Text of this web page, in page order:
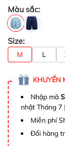
Màu sắc:
Size:
M L
KHUYẾN
Nhập mã
nhật Tháng 7
Miễn phí
Đổi hàng